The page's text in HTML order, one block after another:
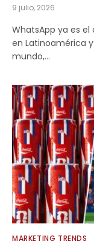
9 julio, 2026
WhatsApp ya es
en Latinoamérica
mundo,…
MARKETING TRENDS